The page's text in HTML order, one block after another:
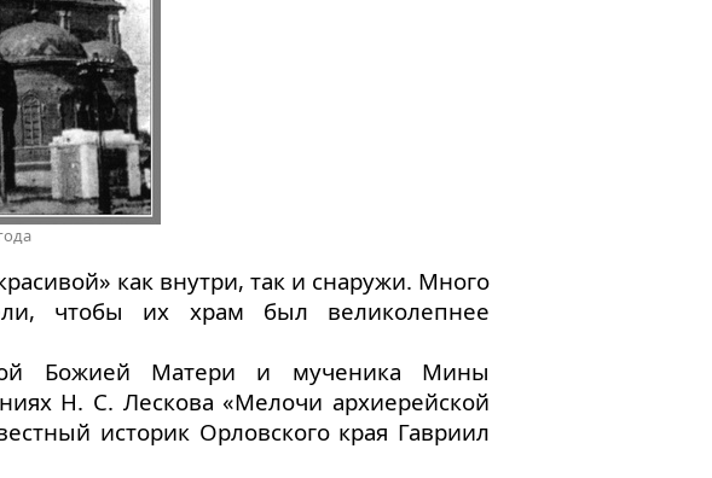
как внутри, так и снаружи. Много
чтобы их храм был великолепнее
Божией Матери и мученика Мины
Н. С. Лескова «Мелочи архиерейской
историк Орловского края Гавриил